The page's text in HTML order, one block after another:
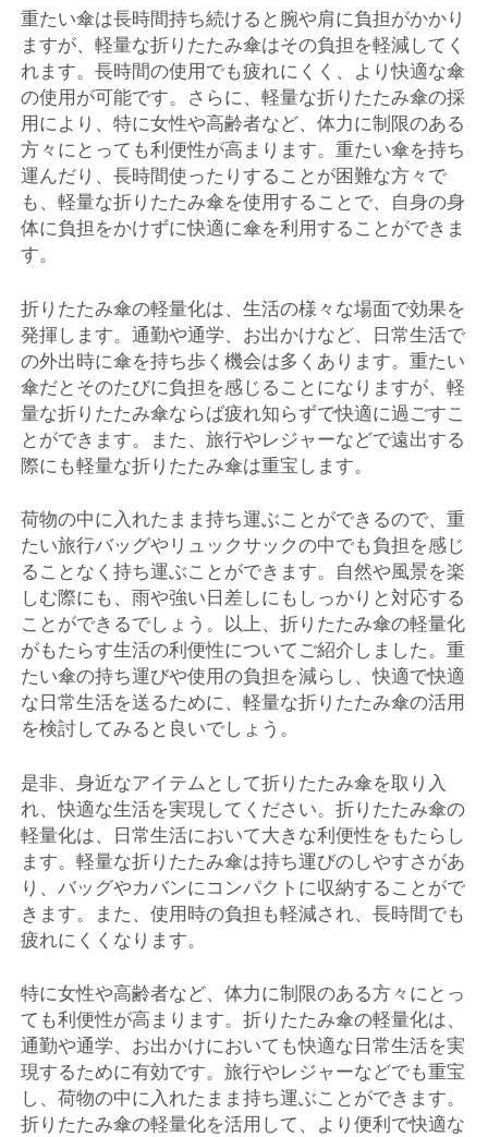
重たい傘は長時間持ち続けると腕や肩に負担がかかり
ますが、軽量な折りたたみ傘はその負担を軽減してく
れます。長時間の使用でも疲れにくく、より快適な傘
の使用が可能です。さらに、軽量な折りたたみ傘の採
用により、特に女性や高齢者など、体力に制限のある
方々にとっても利便性が高まります。重たい傘を持ち
運んだり、長時間使ったりすることが困難な方々で
も、軽量な折りたたみ傘を使用することで、自身の身
体に負担をかけずに快適に傘を利用することができま
す。
折りたたみ傘の軽量化は、生活の様々な場面で効果を
発揮します。通勤や通学、お出かけなど、日常生活で
の外出時に傘を持ち歩く機会は多くあります。重たい
傘だとそのたびに負担を感じることになりますが、軽
量な折りたたみ傘ならば疲れ知らずで快適に過ごすこ
とができます。また、旅行やレジャーなどで遠出する
際にも軽量な折りたたみ傘は重宝します。
荷物の中に入れたまま持ち運ぶことができるので、重
たい旅行バッグやリュックサックの中でも負担を感じ
ることなく持ち運ぶことができます。自然や風景を楽
しむ際にも、雨や強い日差しにもしっかりと対応する
ことができるでしょう。以上、折りたたみ傘の軽量化
がもたらす生活の利便性についてご紹介しました。重
たい傘の持ち運びや使用の負担を減らし、快適で快適
な日常生活を送るために、軽量な折りたたみ傘の活用
を検討してみると良いでしょう。
是非、身近なアイテムとして折りたたみ傘を取り入
れ、快適な生活を実現してください。折りたたみ傘の
軽量化は、日常生活において大きな利便性をもたらし
ます。軽量な折りたたみ傘は持ち運びのしやすさがあ
り、バッグやカバンにコンパクトに収納することがで
きます。また、使用時の負担も軽減され、長時間でも
疲れにくくなります。
特に女性や高齢者など、体力に制限のある方々にとっ
ても利便性が高まります。折りたたみ傘の軽量化は、
通勤や通学、お出かけにおいても快適な日常生活を実
現するために有効です。旅行やレジャーなどでも重宝
し、荷物の中に入れたまま持ち運ぶことができます。
折りたたみ傘の軽量化を活用して、より便利で快適な